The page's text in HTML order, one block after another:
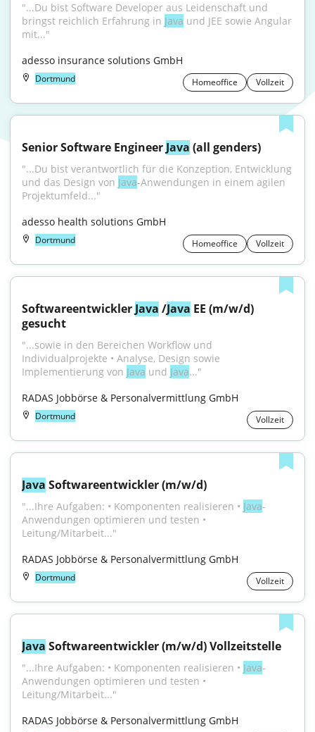
"...Du bist Software Developer aus Leidenschaft und
bringst reichlich Erfahrung in Java und JEE sowie Angular
mit..."
adesso insurance solutions GmbH
Dortmund Homeoffice Vollzeit
Senior Software Engineer Java (all genders)
"...Du bist verantwortlich für die Konzeption, Entwicklung
und das Design von Java-Anwendungen in einem agilen
Projektumfeld..."
adesso health solutions GmbH
Dortmund Homeoffice Vollzeit
Softwareentwickler Java /Java EE (m/w/d)
gesucht
"...sowie in den Bereichen Workflow und
Individualprojekte • Analyse, Design sowie
Implementierung von Java und Java..."
RADAS Jobbörse & Personalvermittlung GmbH
Dortmund Vollzeit
Java Softwareentwickler (m/w/d)
"...Ihre Aufgaben: • Komponenten realisieren • Java-
Anwendungen optimieren und testen •
Leitung/Mitarbeit..."
RADAS Jobbörse & Personalvermittlung GmbH
Dortmund Vollzeit
Java Softwareentwickler (m/w/d) Vollzeitstelle
"...Ihre Aufgaben: • Komponenten realisieren • Java-
Anwendungen optimieren und testen •
Leitung/Mitarbeit..."
RADAS Jobbörse & Personalvermittlung GmbH